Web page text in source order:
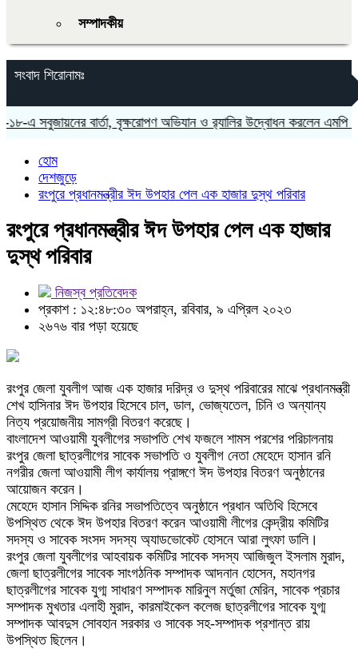
সম্পাদকীয়
সংবাদ শিরোনামঃ
সবুজায়নের বার্তা, বৃক্ষরোপণ অভিযান ও র‍্যালির উদ্বোধন করলেন এমপি এস
হোম
দেশজুড়ে
রংপুরে প্রধানমন্ত্রীর ঈদ উপহার পেল এক হাজার দুস্থ পরিবার
রংপুরে প্রধানমন্ত্রীর ঈদ উপহার পেল এক হাজার
দুস্থ পরিবার
নিজস্ব প্রতিবেদক
প্রকাশ : ১২:৪৮:৩০ অপরাহ্ন, রবিবার, ৯ এপ্রিল ২০২৩
২৬৭৬ বার পড়া হয়েছে
রংপুর জেলা যুবলীগ আজ এক হাজার দরিদ্র ও দুস্থ পরিবারের মাঝে প্রধানমন্ত্রী
শেখ হাসিনার ঈদ উপহার হিসেবে চাল, ডাল, ভোজ্যতেল, চিনি ও অন্যান্য
নিত্য প্রয়োজনীয় সামগ্রী বিতরণ করেছে।
বাংলাদেশ আওয়ামী যুবলীগের সভাপতি শেখ ফজলে শামস পরশের পরিচালনায়
রংপুর জেলা ছাত্রলীগের সাবেক সভাপতি ও যুবলীগ নেতা মেহেদে হাসান রনি
নগরীর জেলা আওয়ামী লীগ কার্যালয় প্রাঙ্গণে ঈদ উপহার বিতরণ অনুষ্ঠানের
আয়োজন করেন।
মেহেদে হাসান সিদ্দিক রনির সভাপতিত্বে অনুষ্ঠানে প্রধান অতিথি হিসেবে
উপস্থিত থেকে ঈদ উপহার বিতরণ করেন আওয়ামী লীগের কেন্দ্রীয় কমিটির
সদস্য ও সাবেক সংসদ সদস্য অ্যাডভোকেট হোসনে আরা লুৎফা ডালি।
রংপুর জেলা যুবলীগের আহবায়ক কমিটির সাবেক সদস্য আজিজুল ইসলাম মুরাদ,
জেলা ছাত্রলীগের সাবেক সাংগঠনিক সম্পাদক আদনান হোসেন, মহানগর
ছাত্রলীগের সাবেক যুগ্ম সাধারণ সম্পাদক মারিনুল মর্তুজা মেরিন, সাবেক প্রচার
সম্পাদক মুখতার এলাহী মুরাদ, কারমাইকেল কলেজ ছাত্রলীগের সাবেক যুগ্ম
সম্পাদক আবদুস সোবহান সরকার ও সাবেক সহ-সম্পাদক প্রশান্ত রায়
উপস্থিত ছিলেন।